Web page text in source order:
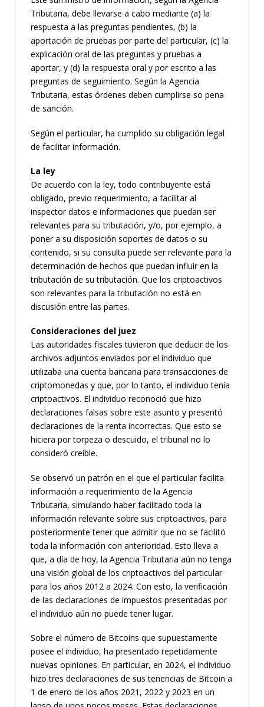
Tributaria, debe llevarse a cabo mediante (a) la
respuesta a las preguntas pendientes, (b) la
aportación de pruebas por parte del particular, (c) la
explicación oral de las preguntas y pruebas a
aportar, y (d) la respuesta oral y por escrito a las
preguntas de seguimiento. Según la Agencia
Tributaria, estas órdenes deben cumplirse so pena
de sanción.
Según el particular, ha cumplido su obligación legal
de facilitar información.
La ley
De acuerdo con la ley, todo contribuyente está
obligado, previo requerimiento, a facilitar al
inspector datos e informaciones que puedan ser
relevantes para su tributación, y/o, por ejemplo, a
poner a su disposición soportes de datos o su
contenido, si su consulta puede ser relevante para la
determinación de hechos que puedan influir en la
tributación de su tributación. Que los criptoactivos
son relevantes para la tributación no está en
discusión entre las partes.
Consideraciones del juez
Las autoridades fiscales tuvieron que deducir de los
archivos adjuntos enviados por el individuo que
utilizaba una cuenta bancaria para transacciones de
criptomonedas y que, por lo tanto, el individuo tenía
criptoactivos. El individuo reconoció que hizo
declaraciones falsas sobre este asunto y presentó
declaraciones de la renta incorrectas. Que esto se
hiciera por torpeza o descuido, el tribunal no lo
consideró creíble.
Se observó un patrón en el que el particular facilita
información a requerimiento de la Agencia
Tributaria, simulando haber facilitado toda la
información relevante sobre sus criptoactivos, para
posteriormente tener que admitir que no se facilitó
toda la información con anterioridad. Esto lleva a
que, a día de hoy, la Agencia Tributaria aún no tenga
una visión global de los criptoactivos del particular
para los años 2012 a 2024. Con esto, la verificación
de las declaraciones de impuestos presentadas por
el individuo aún no puede tener lugar.
Sobre el número de Bitcoins que supuestamente
posee el individuo, ha presentado repetidamente
nuevas opiniones. En particular, en 2024, el individuo
hizo tres declaraciones de sus tenencias de Bitcoin a
1 de enero de los años 2021, 2022 y 2023 en un